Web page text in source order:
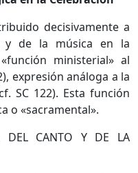
decisivamente a
y de la música en la
ministerial» al
expresión análoga a la
SC 122). Esta función
o «sacramental».
DEL CANTO Y DE LA